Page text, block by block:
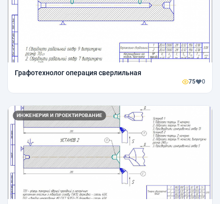
Графотехнолог операция сверлильная
75 0
ИНЖЕНЕРИЯ И ПРОЕКТИРОВАНИЕ